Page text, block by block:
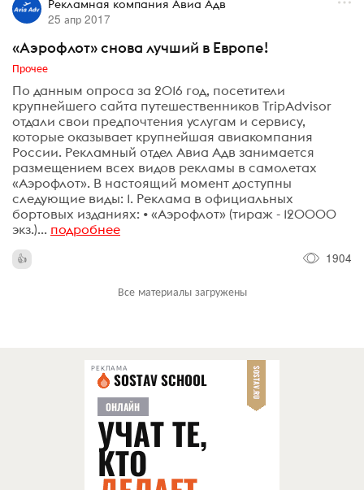
Рекламная компания Авиа Адв
25 апр 2017
«Аэрофлот» снова лучший в Европе!
Прочее
По данным опроса за 2016 год, посетители
крупнейшего сайта путешественников TripAdvisor
отдали свои предпочтения услугам и сервису,
которые оказывает крупнейшая авиакомпания
России. Рекламный отдел Авиа Адв занимается
размещением всех видов рекламы в самолетах
«Аэрофлот». В настоящий момент доступны
следующие виды: 1. Реклама в официальных
бортовых изданиях: • «Аэрофлот» (тираж - 120000
экз.)... подробнее
1904
Все материалы загружены
РЕКЛАМА